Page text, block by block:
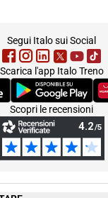
Segui Italo sui Social
Scarica l'app Italo Treno
nuova scheda)
(Si apre in una
Scopri le recensioni